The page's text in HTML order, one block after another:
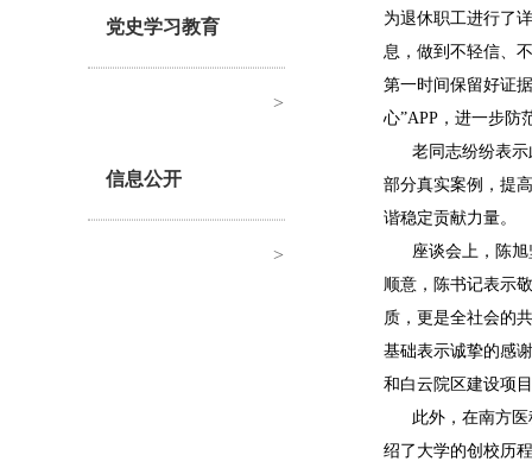
党史学习教育
>
信息公开
>
为退休职工进行了
息，做到不轻信、
第一时间保留好证
心”APP，进一步防
老同志纷纷表
部分真实案例，提
谐稳定贡献力量。
座谈会上，陈
顺意，陈书记表示
质，更是全社会的
基础表示诚挚的感
和白云院区建设项
此外，在南方
绍了大学的创校历